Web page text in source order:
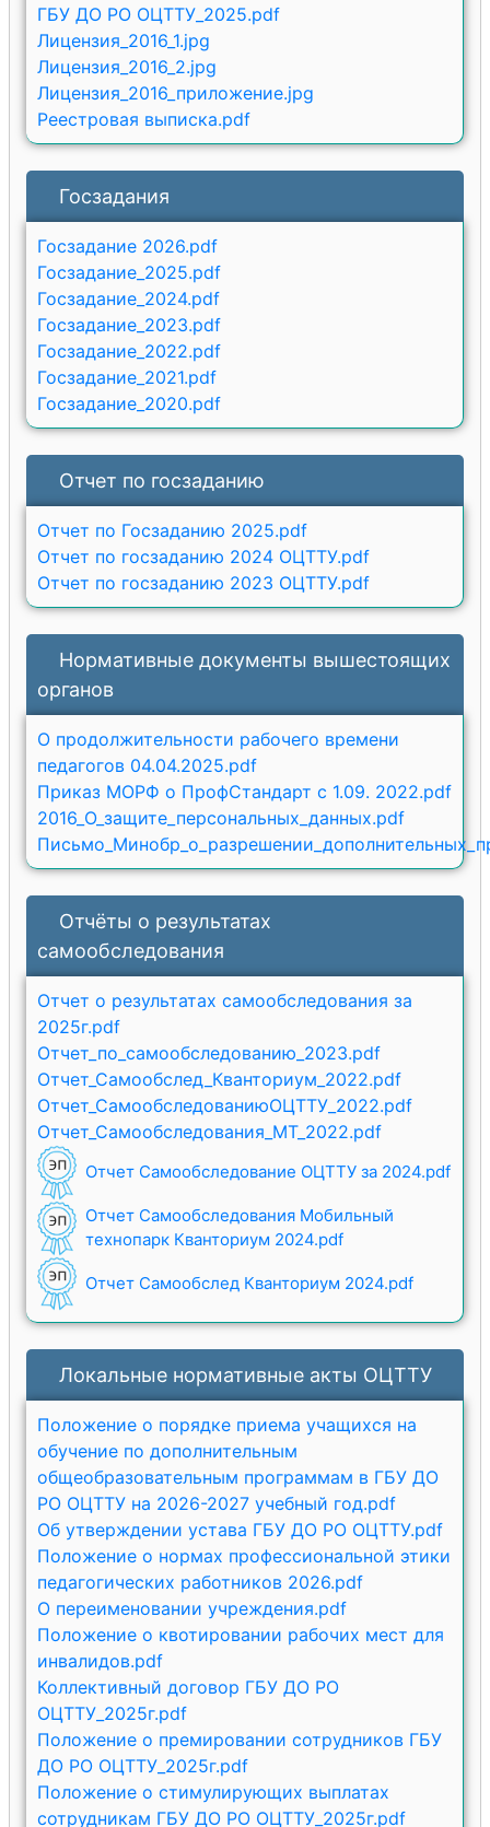
ГБУ ДО РО ОЦТТУ_2025.pdf
Лицензия_2016_1.jpg
Лицензия_2016_2.jpg
Лицензия_2016_приложение.jpg
Реестровая выписка.pdf
Госзадания
Госзадание 2026.pdf
Госзадание_2025.pdf
Госзадание_2024.pdf
Госзадание_2023.pdf
Госзадание_2022.pdf
Госзадание_2021.pdf
Госзадание_2020.pdf
Отчет по госзаданию
Отчет по Госзаданию 2025.pdf
Отчет по госзаданию 2024 ОЦТТУ.pdf
Отчет по госзаданию 2023 ОЦТТУ.pdf
Нормативные документы вышестоящих
органов
О продолжительности рабочего времени
педагогов 04.04.2025.pdf
Приказ МОРФ о ПрофСтандарт с 1.09. 2022.pdf
2016_О_защите_персональных_данных.pdf
Отчёты о результатах
самообследования
Отчет о результатах самообследования за
2025г.pdf
Отчет_по_самообследованию_2023.pdf
Отчет_Самообслед_Кванториум_2022.pdf
Отчет_СамообследованиюОЦТТУ_2022.pdf
Отчет_Самообследования_МТ_2022.pdf
Отчет Самообследование ОЦТТУ за 2024.pdf
Отчет Самообследования Мобильный
технопарк Кванториум 2024.pdf
Отчет Самообслед Кванториум 2024.pdf
Локальные нормативные акты ОЦТТУ
Положение о порядке приема учащихся на
обучение по дополнительным
общеобразовательным программам в ГБУ ДО
РО ОЦТТУ на 2026-2027 учебный год.pdf
Об утверждении устава ГБУ ДО РО ОЦТТУ.pdf
Положение о нормах профессиональной этики
педагогических работников 2026.pdf
О переименовании учреждения.pdf
Положение о квотировании рабочих мест для
инвалидов.pdf
Коллективный договор ГБУ ДО РО
ОЦТТУ_2025г.pdf
Положение о премировании сотрудников ГБУ
ДО РО ОЦТТУ_2025г.pdf
Положение о стимулирующих выплатах
сотрудникам ГБУ ДО РО ОЦТТУ_2025г.pdf